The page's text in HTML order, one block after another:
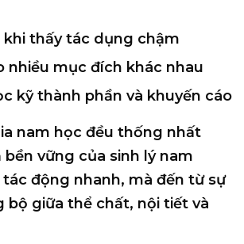
khi thấy tác dụng chậm
nhiều mục đích khác nhau
kỹ thành phần và khuyến cáo
nam học đều thống nhất
bền vững của sinh lý nam
động nhanh, mà đến từ sự
bộ giữa thể chất, nội tiết và